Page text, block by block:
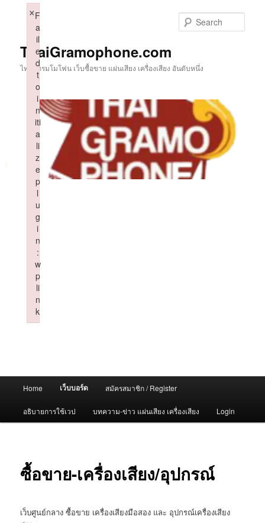
ThaiGramophone.com
ไทยแกรมโมโฟน เว็บซื้อขาย แผ่นเสียง เครื่องเสียง อันดับหนึ่ง
Home เว็บบอร์ด สมัครสมาชิก / Register
อธิบายการใช้เวป บทความ-ข่าว แผ่นเสียง เครื่องเสียง Login
ซื้อขาย-เครื่องเสียง/อุปกรณ์
เว็บศูนย์กลาง ซื้อขาย เครื่องเสียงมือสอง และ อุปกรณ์เครื่องเสียง
F
a
il
e
d
t
o
i
n
iti
a
li
z
e
p
l
u
g
i
n
:
w
p
li
n
k
×
Failed to initialize plugin: wplink